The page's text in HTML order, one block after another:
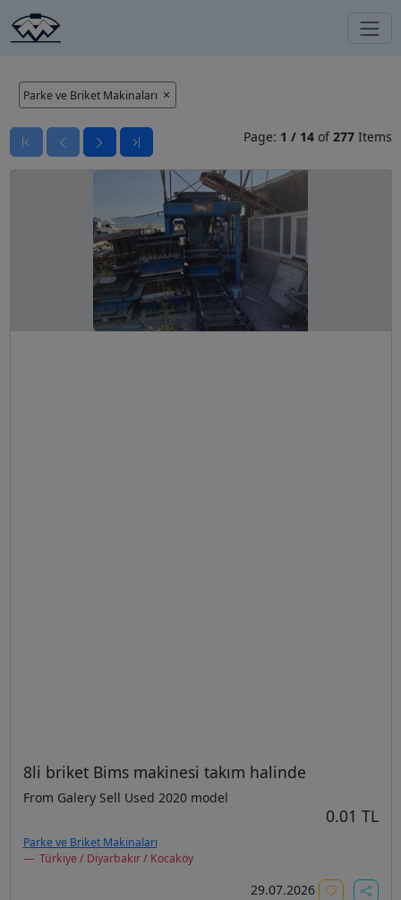
Parke ve Briket Makinaları
Page: 1 / 14 of277Items
8li briket Bims makinesi takım halinde
From Galery Sell Used 2020 model
0.01 TL
Parke ve Briket Makinaları
Türkiye / Diyarbakır / Kocaköy
29.07.2026